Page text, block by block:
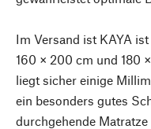
Im Versand ist KAYA
160 × 200 cm und 180
liegt sicher einige
ein besonders gutes
durchgehende